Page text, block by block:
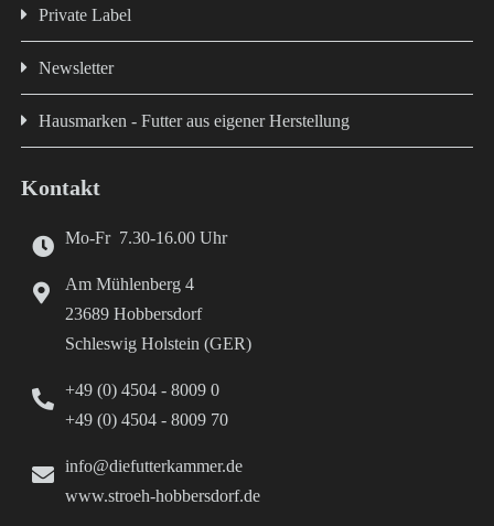
Private Label
Newsletter
Hausmarken - Futter aus eigener Herstellung
Kontakt
Mo-Fr 7.30-16.00 Uhr
Am Mühlenberg 4
23689 Hobbersdorf
Schleswig Holstein (GER)
+49 (0) 4504 - 8009 0
+49 (0) 4504 - 8009 70
info@diefutterkammer.de
www.stroeh-hobbersdorf.de